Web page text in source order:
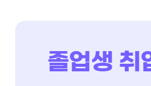
졸업생 취